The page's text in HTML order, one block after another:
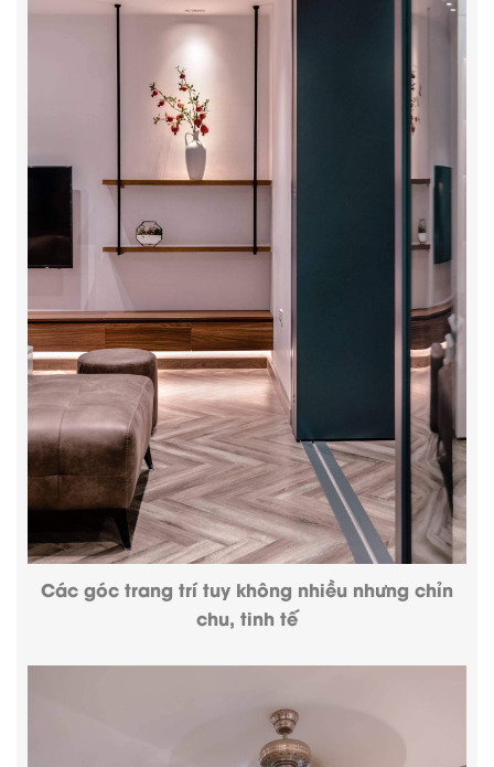
Các góc trang trí tuy không nhiều nhưng chỉn
chu, tinh tế